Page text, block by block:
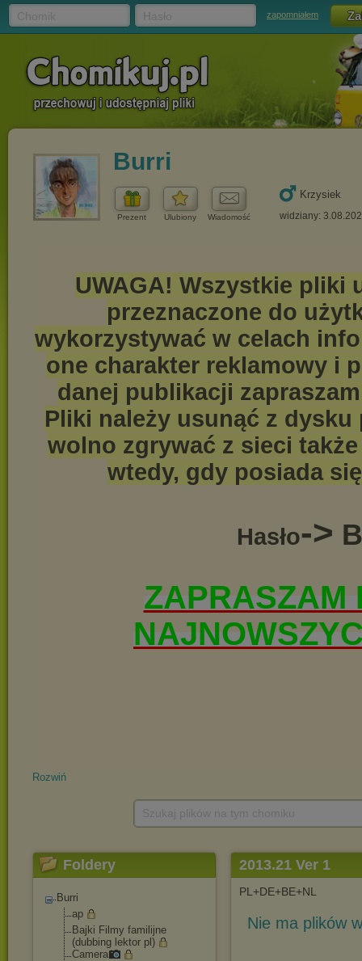
zapomniałem
Burri
Prezent Ulubiony Wiadomość
Krzysiek
widziany:
Rozwiń
Foldery
Burri
ap
Bajki Filmy familijne
(dubbing lektor pl)
Camera
2013.21 Ver 1
PL+DE+BE+NL
Nie ma plików